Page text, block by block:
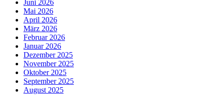
Juni 2026
Mai 2026
April 2026
März 2026
Februar 2026
Januar 2026
Dezember 2025
November 2025
Oktober 2025
September 2025
August 2025